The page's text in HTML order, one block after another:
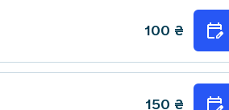
100 ₴
150 ₴